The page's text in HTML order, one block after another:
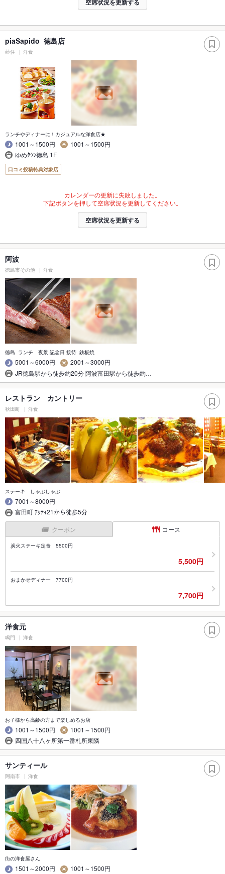
piaSapido 徳島店
藍住 洋食
ランチやディナーに！カジュアルな洋食店★
1001～1500円
1001～1500円
ゆめﾀｳﾝ徳島 1F
口コミ投稿特典対象店
カレンダーの更新に失敗しました。
下記ボタンを押して空席状況を更新してください。
空席状況を更新する
阿波
徳島市その他 洋食
徳島 ランチ 夜景 記念日 接待 鉄板焼
5001～6000円
2001～3000円
JR徳島駅から徒歩約20分 阿波富田駅から徒歩約…
レストラン カントリー
秋田町 洋食
ステーキ しゃぶしゃぶ
7001～8000円
富田町 ｱｸﾃｨ21から徒歩5分
クーポン コース
炭火ステーキ定食 5500円
5,500円
おまかせディナー 7700円
7,700円
洋食元
鳴門 洋食
お子様から高齢の方まで楽しめるお店
1001～1500円
1001～1500円
四国八十八ヶ所第一番札所東隣
サンティール
阿南市 洋食
街の洋食屋さん
1501～2000円
1001～1500円